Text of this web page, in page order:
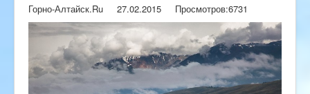
Горно-Алтайск.Ru 27.02.2015 Просмотров:6731